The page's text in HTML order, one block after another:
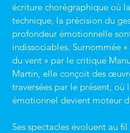
écriture chorégraphique où
technique, la précision du
profondeur émotionnelle
indissociables. Surnommée
du vent » par le critique
Martín, elle conçoit des
traversées par le présent, où
émotionnel devient moteur
Ses spectacles évoluent au fil